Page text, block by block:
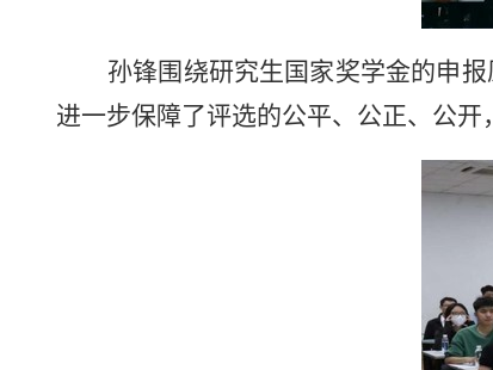
孙锋围绕研究生国家奖学金的申
进一步保障了评选的公平、公正、公开